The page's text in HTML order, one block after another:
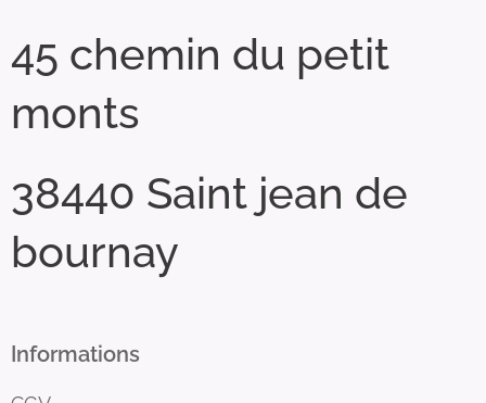
45 chemin du petit
monts
38440 Saint jean de
bournay
Informations